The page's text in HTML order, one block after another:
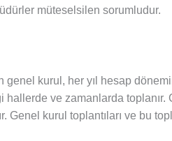
müteselsilen sorumludur.
kurul, her yıl hesap
ve zamanlarda toplanır.
Genel kurul toplantıları ve bu